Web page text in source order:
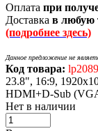
Оплата при
Доставка в любую
(подробнее здесь)
Данное предложение не
Код товара:
23.8", 16:9,
HDMI+D-Sub
Нет в наличии